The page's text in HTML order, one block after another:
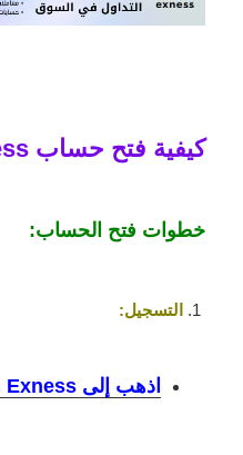
كيفية فتح حساب Exness لتداول الأسهم
خطوات فتح الحساب:
التسجيل:
اذهب إلى Exness من هنا .